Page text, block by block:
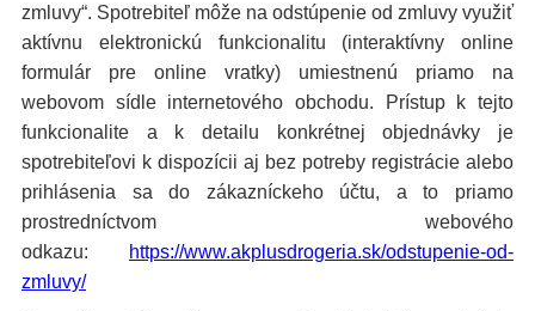
zmluvy“. Spotrebiteľ môže na odstúpenie od zmluvy využiť
aktívnu elektronickú funkcionalitu (interaktívny online
formulár pre online vratky) umiestnenú priamo na
webovom sídle internetového obchodu. Prístup k tejto
funkcionalite a k detailu konkrétnej objednávky je
spotrebiteľovi k dispozícii aj bez potreby registrácie alebo
prihlásenia sa do zákazníckeho účtu, a to priamo
prostredníctvom webového
odkazu:
https://www.akplusdrogeria.sk/odstupenie-od-
zmluvy/